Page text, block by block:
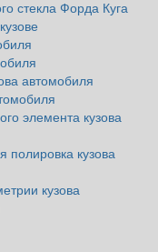
стекла Форда Куга
автомобиля
элемента кузова
полировка кузова
кузова